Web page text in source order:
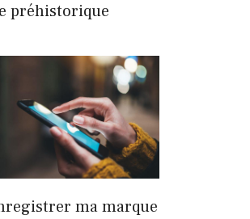
préhistorique
ma marque